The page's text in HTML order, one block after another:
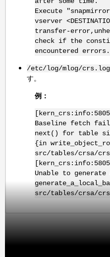
Execute
vserver
transfer-
check if the
encountered errors.
/etc/log/mlog/crs.log
す。
例：
Baseline fetch
next() for table sis.
{in
src/tables/crsa/
Unable to
src/tables/crsa/